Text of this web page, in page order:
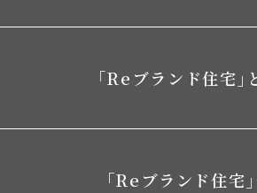
｢Reブランド住宅｣
｢Reブランド住宅